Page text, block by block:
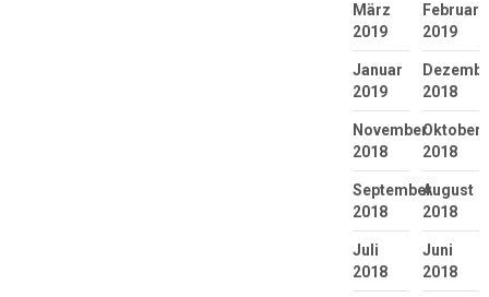
März
2019
Februar
2019
Januar
2019
2018
November
2018
Oktober
2018
September
2018
August
2018
Juli
2018
Juni
2018